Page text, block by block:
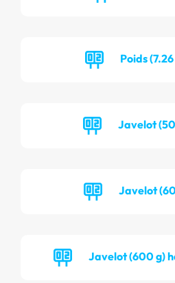
Poids
Javelot
Javelot
Javelot (600 g)